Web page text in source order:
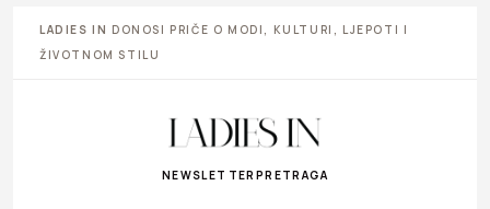
LADIES IN DONOSI PRIČE O MODI, KULTURI, LJEPOTI I
ŽIVOTNOM STILU
NEWSLETTER PRETRAGA